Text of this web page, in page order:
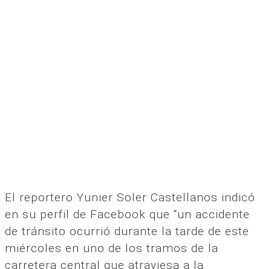
El reportero Yunier Soler Castellanos indicó
en su perfil de Facebook que “un accidente
de tránsito ocurrió durante la tarde de este
miércoles en uno de los tramos de la
carretera central que atraviesa a la